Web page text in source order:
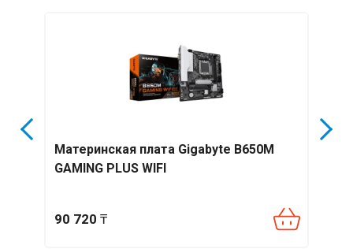
Материнская плата Gigabyte B650M
GAMING PLUS WIFI
90 720 ₸